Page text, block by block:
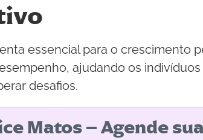
essencial para o crescimento
ajudando os
desafios.
Matos – Agende